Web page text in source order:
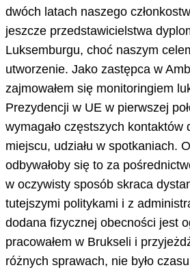
dwóch latach naszego
jeszcze przedstawicielstwa
Luksemburgu, choć naszym
utworzenie. Jako zastępca w
zajmowałem się monitoringiem
Prezydencji w UE w pierwszej
wymagało częstszych kontaktów
miejscu, udziału w spotkaniach.
odbywałoby się to za
w oczywisty sposób skraca
tutejszymi politykami i z
dodana fizycznej obecności jest
pracowałem w Brukseli i
różnych sprawach, nie było